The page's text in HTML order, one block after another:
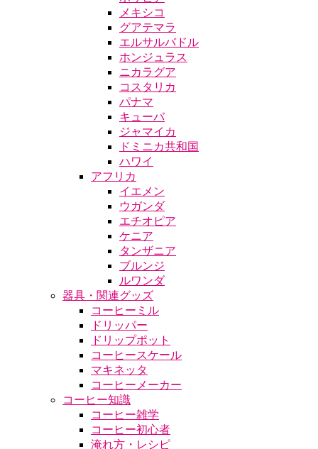
メキシコ
グアテマラ
エルサルバドル
ホンジュラス
ニカラグア
コスタリカ
パナマ
キューバ
ジャマイカ
ドミニカ共和国
ハワイ
アフリカ
イエメン
ウガンダ
エチオピア
ケニア
タンザニア
ブルンジ
ルワンダ
器具・関連グッズ
コーヒーミル
ドリッパー
ドリップポット
コーヒースケール
マキネッタ
コーヒーメーカー
コーヒー知識
コーヒー雑学
コーヒー初心者
淹れ方・レシピ